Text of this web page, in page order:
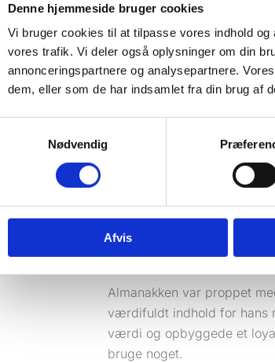
Denne hjemmeside bruger cookies
Vi bruger cookies til at tilpasse vores indhold
vores trafik. Vi deler også oplysninger om din
annonceringspartnere og analysepartnere.
dem, eller som de har indsamlet fra din brug af
Nødvendig
Afvis
Sandheden er, at
overhovedet findes. Det er
drive forretning på, der
tallet.
ekspertise. Det var præcis,
Benjamin Franklin: Den
skaber tillid og autoritet (E-
1732 begyndte han at
omkring sin
Almanakken var proppet
værdifuldt indhold for hans
værdi og opbyggede et
bruge noget.